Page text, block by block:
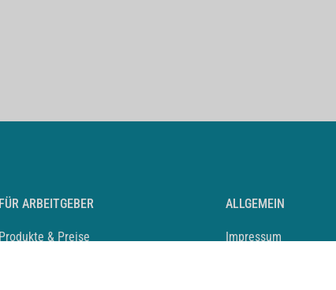
FÜR ARBEITGEBER
Produkte & Preise
ALLGEMEIN
Impressum